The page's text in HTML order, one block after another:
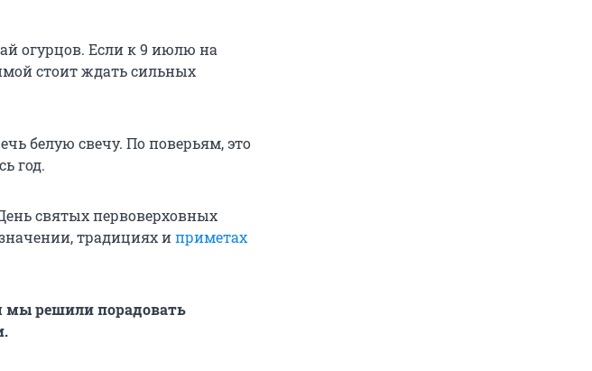
огурцов. Если к 9 июлю на
стоит ждать сильных
белую свечу. По поверьям, это
год.
святых первоверховных
традициях иприметах
мы решили порадовать